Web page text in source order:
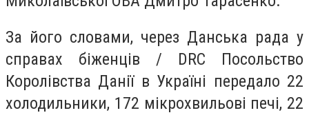
За його словами, через Данська рада у
справах біженців / DRC Посольство
Королівства Данії в Україні передало 22
холодильники, 172 мікрохвильові печі, 22